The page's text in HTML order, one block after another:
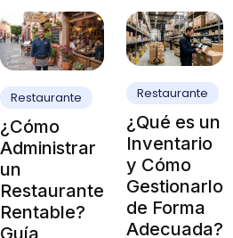
Restaurante
¿Cómo
Administrar
un
Restaurante
Rentable?
Guía
Restaurante
¿Qué es un
Inventario
y Cómo
Gestionarlo
de Forma
Adecuada?